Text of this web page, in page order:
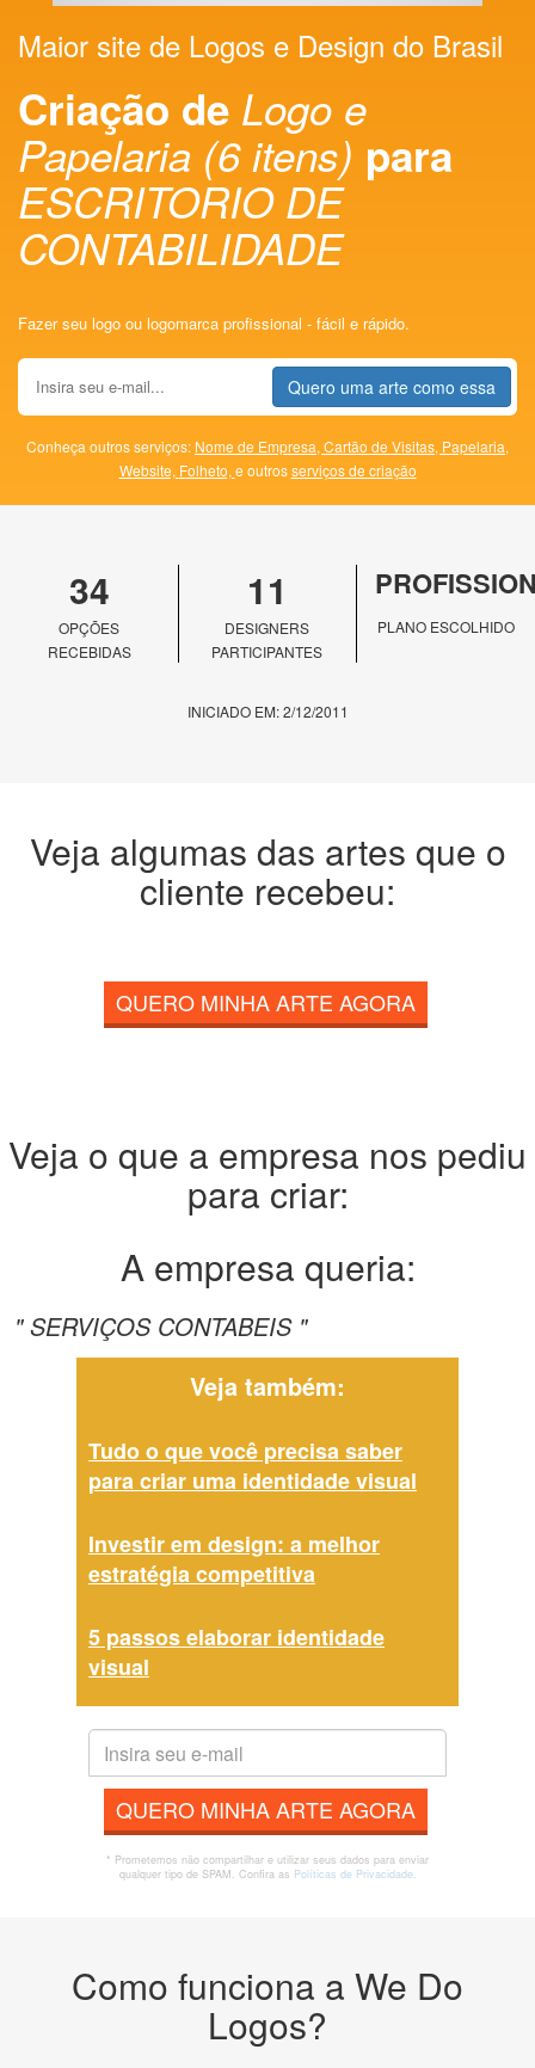
Maior site de Logos e Design do Brasil
Criação de Logo e
Papelaria (6 itens) para
ESCRITORIO DE
CONTABILIDADE
Fazer seu logo ou logomarca profissional - fácil e rápido.
Quero uma arte como essa
Conheça outros serviços: Nome de Empresa, Cartão de Visitas, Papelaria,
Website, Folheto, e outrosserviços de criação
34
OPÇÕES
RECEBIDAS
11
DESIGNERS
PARTICIPANTES
PLANO ESCOLHIDO
INICIADO EM: 2/12/2011
Veja algumas das artes que o
cliente recebeu:
QUERO MINHA ARTE AGORA
Veja o que a empresa nos pediu
para criar:
A empresa queria:
" SERVIÇOS CONTABEIS "
Veja também:
Tudo o que você precisa saber
para criar uma identidade visual
Investir em design: a melhor
estratégia competitiva
5 passos elaborar identidade
visual
QUERO MINHA ARTE AGORA
* Prometemos não compartilhar e utilizar seus dados para enviar
qualquer tipo de SPAM. Confira as Políticas de Privacidade.
Como funciona a We Do
Logos?